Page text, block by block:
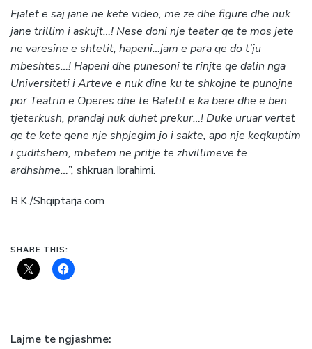
Fjalet e saj jane ne kete video, me ze dhe figure dhe nuk
jane trillim i askujt…! Nese doni nje teater qe te mos jete
ne varesine e shtetit, hapeni…jam e para qe do t’ju
mbeshtes…! Hapeni dhe punesoni te rinjte qe dalin nga
Universiteti i Arteve e nuk dine ku te shkojne te punojne
por Teatrin e Operes dhe te Baletit e ka bere dhe e ben
tjeterkush, prandaj nuk duhet prekur…! Duke uruar vertet
qe te kete qene nje shpjegim jo i sakte, apo nje keqkuptim
i çuditshem, mbetem ne pritje te zhvillimeve te
ardhshme…”, shkruan Ibrahimi.
B.K./Shqiptarja.com
SHARE THIS:
Lajme te ngjashme